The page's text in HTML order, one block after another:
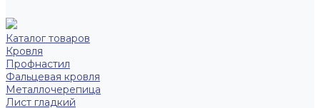
Каталог товаров
Кровля
Профнастил
Фальцевая кровля
Металлочерепица
Лист гладкий